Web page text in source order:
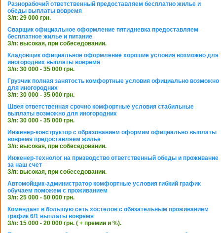
Разнорабочий ответственный предоставляем бесплатно жилье и
обеды выплаты вовремя
З/п: 29 000 грн.
Сварщик официальное оформление пятидневка предоставляем
бесплатное жилье и питание
З/п: высокая, при собеседовании.
Кладовщик официальное оформление хорошие условия возможно для
иногородних выплаты вовремя
З/п: 30 000 - 35 000 грн.
Грузчик полная занятость комфортные условия официально возможно
для иногородних
З/п: 30 000 - 35 000 грн.
Швея ответственная срочно комфортные условия стабильные
выплаты возможно для иногородних
З/п: 30 000 - 35 000 грн.
Инженер-конструктор с образованием оформим официально выплаты
вовремя предоставляем жилье
З/п: высокая, при собеседовании.
Инженер-технолог на призводство ответственный обеды и проживание
за наш счет
З/п: высокая, при собеседовании.
Автомойщик-администратор комфортные условия гибкий график
обучаем поможем с проживанием
З/п: 25 000 - 50 000 грн.
Комендант в большую сеть хостелов с обязательным проживанием
график 6/1 выплаты вовремя
З/п: 15 000 - 20 000 грн. ( + премии и %).